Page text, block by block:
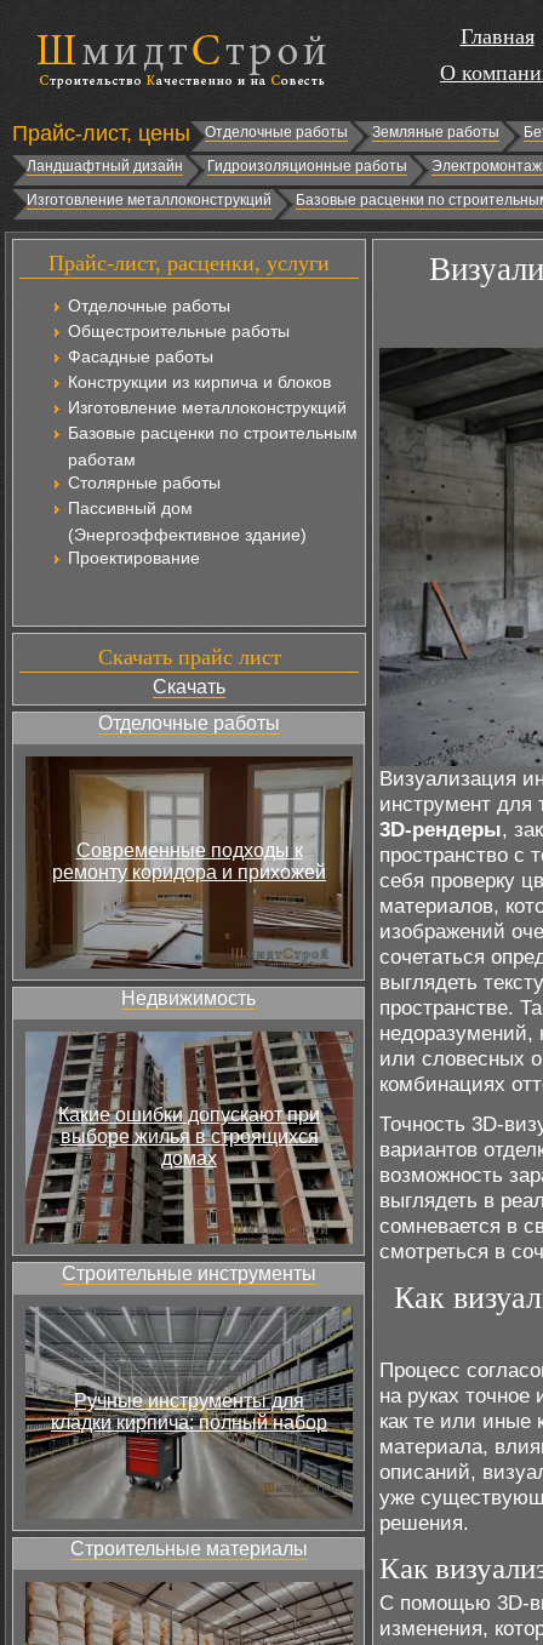
Главная
О
Прайс-лист, цены Отделочные работы Земляные работы
Ландшафтный дизайн
Гидроизоляционные работы
Изготовление металлоконструкций
Базовые расценки по
Прайс-лист, расценки, услуги
Отделочные работы
Общестроительные работы
Фасадные работы
Конструкции из кирпича и блоков
Изготовление металлоконструкций
Базовые расценки по строительным
работам
Столярные работы
Пассивный дом
(Энергоэффективное здание)
Проектирование
Скачать прайс лист
Скачать
Отделочные работы
Современные подходы к
ремонту коридора и прихожей
Недвижимость
Какие ошибки допускают при
выборе жилья в строящихся
домах
Строительные инструменты
Ручные инструменты для
кладки кирпича: полный набор
Строительные материалы
Визуализация
инструмент для
3D-рендеры,
пространство с
себя проверку
материалов,
изображений
сочетаться
выглядеть
пространстве.
недоразумений,
или словесных
комбинациях
Точность 3D-
вариантов
возможность
выглядеть в
сомневается в
смотреться в
Как
Процесс
на руках точное
как те или иные
материала,
описаний,
уже
решения.
Как
С помощью 3D-
изменения,